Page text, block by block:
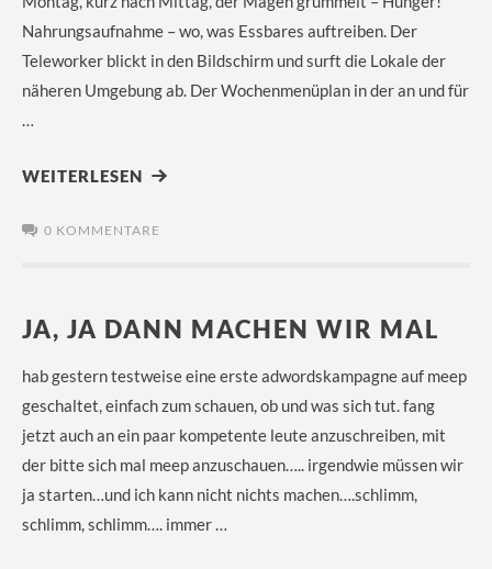
Nahrungsaufnahme – wo, was Essbares auftreiben. Der
Teleworker blickt in den Bildschirm und surft die Lokale der
näheren Umgebung ab. Der Wochenmenüplan in der an und für
…
WEITERLESEN
0 KOMMENTARE
JA, JA DANN MACHEN WIR MAL
hab gestern testweise eine erste adwordskampagne auf meep
geschaltet, einfach zum schauen, ob und was sich tut. fang
jetzt auch an ein paar kompetente leute anzuschreiben, mit
der bitte sich mal meep anzuschauen….. irgendwie müssen wir
ja starten…und ich kann nicht nichts machen….schlimm,
schlimm, schlimm…. immer …